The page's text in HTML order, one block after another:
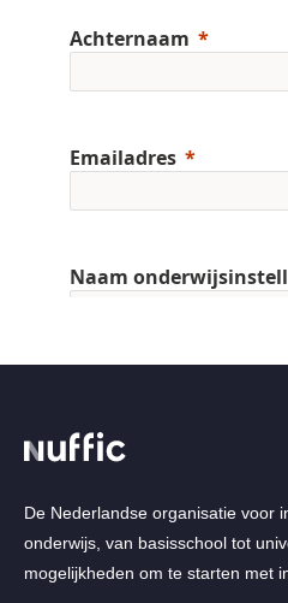
De Nederlandse organisatie voor
onderwijs, van basisschool tot
mogelijkheden om te starten met